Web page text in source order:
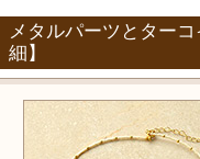
メタルパーツとター
細】